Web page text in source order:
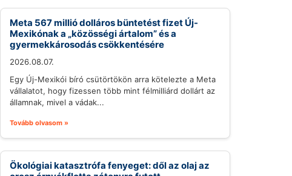
Meta 567 millió dolláros büntetést fizet Új-
Mexikónak a „közösségi ártalom” és a
gyermekkárosodás csökkentésére
2026.08.07.
Egy Új-Mexikói bíró csütörtökön arra kötelezte a Meta
vállalatot, hogy fizessen több mint félmilliárd dollárt az
államnak, mivel a vádak...
Tovább olvasom »
Ökológiai katasztrófa fenyeget: dől az olaj az